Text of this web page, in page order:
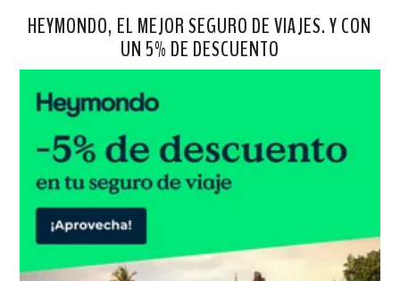
HEYMONDO, EL MEJOR SEGURO DE VIAJES. Y CON
UN 5% DE DESCUENTO